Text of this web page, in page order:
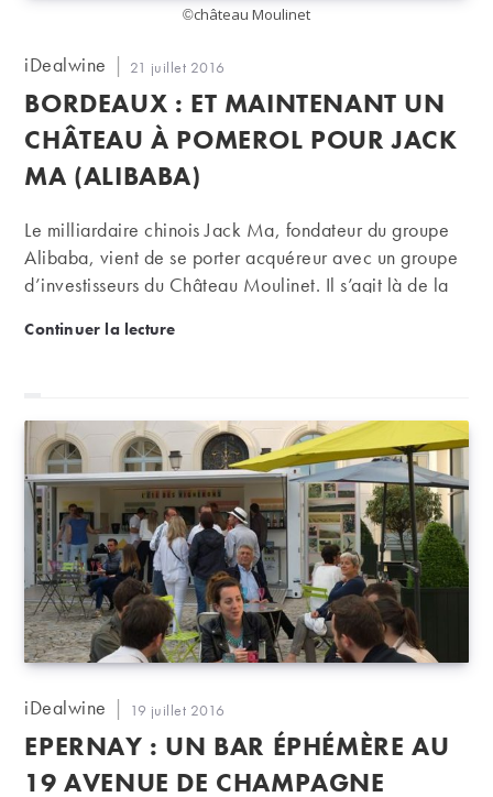
©château Moulinet
Auteur/autrice
la
publication :
iDealwine
Publication
publiée :
21 juillet 2016
BORDEAUX : ET MAINTENANT UN
CHÂTEAU À POMEROL POUR JACK
MA (ALIBABA)
Le milliardaire chinois Jack Ma, fondateur du groupe
Alibaba, vient de se porter acquéreur avec un groupe
d’investisseurs du Château Moulinet. Il s’agit là de la
Bordelais en 2016 et sans aucun doute de la plus
Continuer la lectureBordeaux : et maintenant un château à Pomerol
Auteur/autrice
la
publication :
iDealwine
Publication
publiée :
19 juillet 2016
EPERNAY : UN BAR ÉPHÉMÈRE AU
19 AVENUE DE CHAMPAGNE